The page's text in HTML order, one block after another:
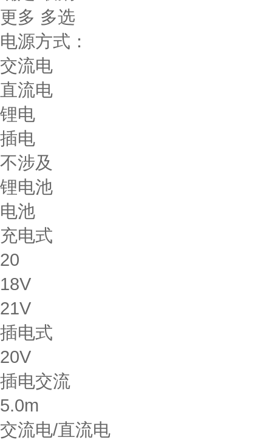
更多 多选
电源方式：
交流电
直流电
锂电
插电
不涉及
锂电池
电池
充电式
20
18V
21V
插电式
20V
插电交流
5.0m
交流电/直流电